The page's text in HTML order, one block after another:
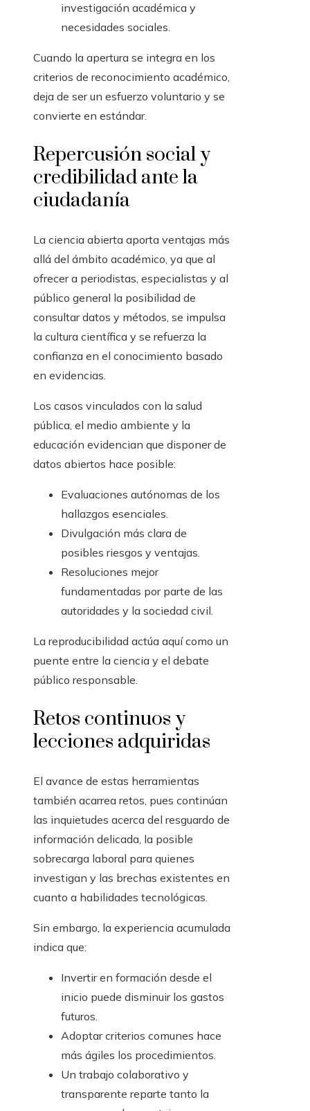
investigación académica y
necesidades sociales.
Cuando la apertura se integra en los
criterios de reconocimiento académico,
deja de ser un esfuerzo voluntario y se
convierte en estándar.
Repercusión social y
credibilidad ante la
ciudadanía
La ciencia abierta aporta ventajas más
allá del ámbito académico, ya que al
ofrecer a periodistas, especialistas y al
público general la posibilidad de
consultar datos y métodos, se impulsa
la cultura científica y se refuerza la
confianza en el conocimiento basado
en evidencias.
Los casos vinculados con la salud
pública, el medio ambiente y la
educación evidencian que disponer de
datos abiertos hace posible:
Evaluaciones autónomas de los
hallazgos esenciales.
Divulgación más clara de
posibles riesgos y ventajas.
Resoluciones mejor
fundamentadas por parte de las
autoridades y la sociedad civil.
La reproducibilidad actúa aquí como un
puente entre la ciencia y el debate
público responsable.
Retos continuos y
lecciones adquiridas
El avance de estas herramientas
también acarrea retos, pues continúan
las inquietudes acerca del resguardo de
información delicada, la posible
sobrecarga laboral para quienes
investigan y las brechas existentes en
cuanto a habilidades tecnológicas.
Sin embargo, la experiencia acumulada
indica que:
Invertir en formación desde el
inicio puede disminuir los gastos
futuros.
Adoptar criterios comunes hace
más ágiles los procedimientos.
Un trabajo colaborativo y
transparente reparte tanto la